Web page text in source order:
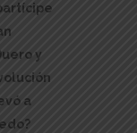
y
a